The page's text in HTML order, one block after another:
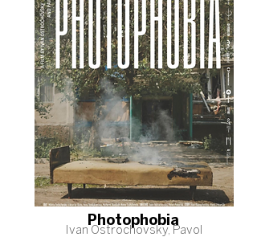
Photophobia
Ivan Ostrochovsky, Pavol